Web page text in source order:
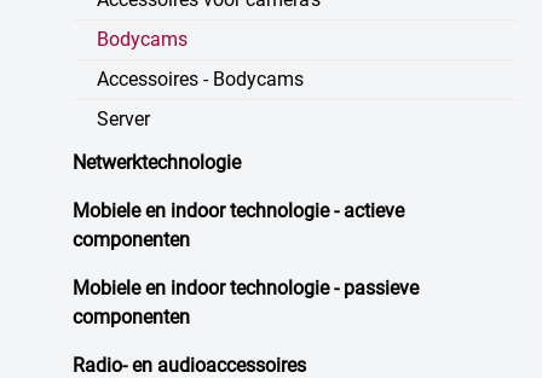
Bodycams
Accessoires - Bodycams
Server
Netwerktechnologie
Mobiele en indoor technologie - actieve
componenten
Mobiele en indoor technologie - passieve
componenten
Radio- en audioaccessoires